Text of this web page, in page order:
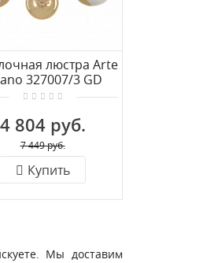
люстра Arte
327007/3 GD
4 804 руб.
7 449 руб.
Купить
Мы доставим